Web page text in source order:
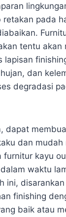
pada
tentu akan
lapisan
dan
degradasi
dapat
dan mudah
furnitur kayu
waktu
ini, disarankan
finishing
baik atau